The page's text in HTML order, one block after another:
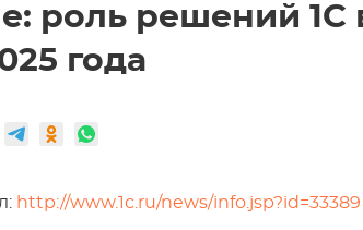
роль решений 1С
года
http://www.1c.ru/news/info.jsp?id=33389